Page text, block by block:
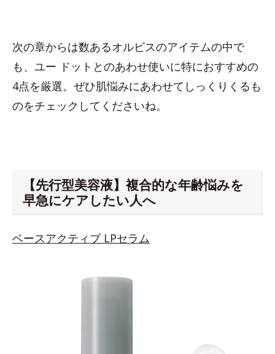
次の章からは数あるオルビスのアイテムの中で
も、ユー ドットとのあわせ使いに特におすすめの
4点を厳選。ぜひ肌悩みにあわせてしっくりくるも
のをチェックしてくださいね。
【先行型美容液】複合的な年齢悩みを
早急にケアしたい人へ
ベースアクティブ LPセラム